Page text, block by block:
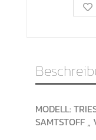
MODELL:
SAMTSTOFF „